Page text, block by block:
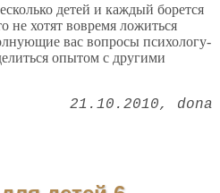
детей и каждый борется
не хотят вовремя ложиться
вас вопросы психологу-
опытом с другими
21.10.2010 dona